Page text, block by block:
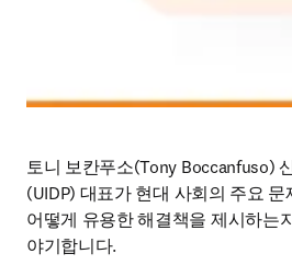
토니 보칸푸소(Tony Boccanfuso)
(UIDP) 대표가 현대 사회의 주요
어떻게 유용한 해결책을 제시하는
야기합니다.